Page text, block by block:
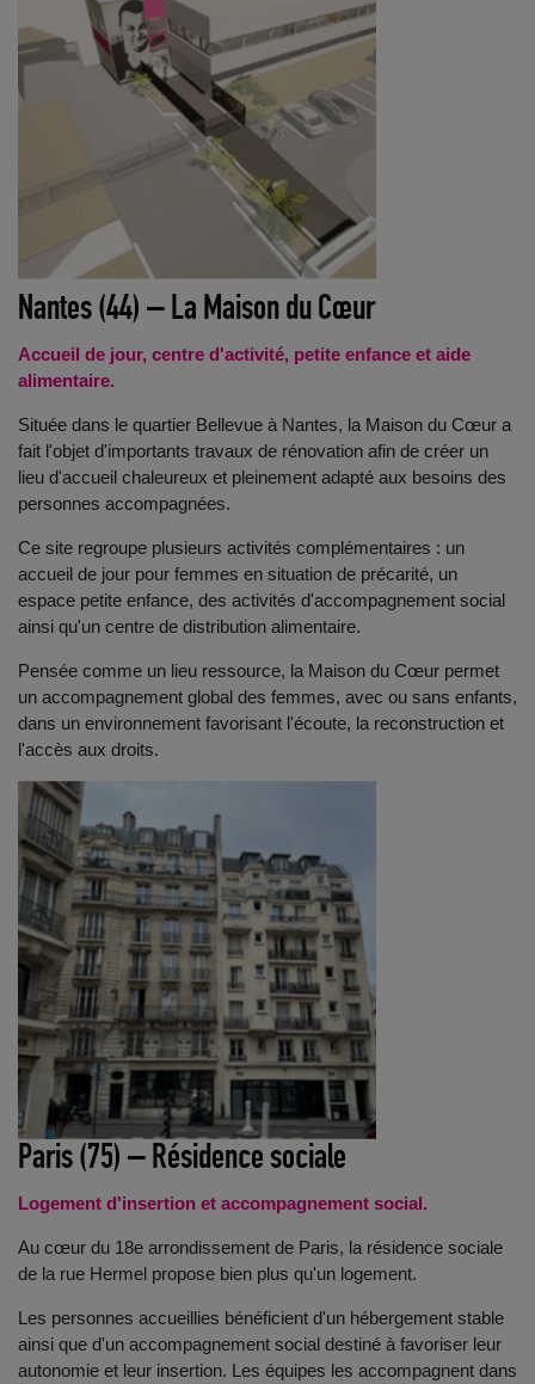
Nantes (44) – La Maison du Cœur
Accueil de jour, centre d'activité, petite enfance et aide
alimentaire.
Située dans le quartier Bellevue à Nantes, la Maison du Cœur a
fait l'objet d'importants travaux de rénovation afin de créer un
lieu d'accueil chaleureux et pleinement adapté aux besoins des
personnes accompagnées.
Ce site regroupe plusieurs activités complémentaires : un
accueil de jour pour femmes en situation de précarité, un
espace petite enfance, des activités d'accompagnement social
ainsi qu'un centre de distribution alimentaire.
Pensée comme un lieu ressource, la Maison du Cœur permet
un accompagnement global des femmes, avec ou sans enfants,
dans un environnement favorisant l'écoute, la reconstruction et
l'accès aux droits.
Paris (75) – Résidence sociale
Logement d'insertion et accompagnement social.
Au cœur du 18e arrondissement de Paris, la résidence sociale
de la rue Hermel propose bien plus qu'un logement.
Les personnes accueillies bénéficient d'un hébergement stable
ainsi que d'un accompagnement social destiné à favoriser leur
autonomie et leur insertion. Les équipes les accompagnent dans